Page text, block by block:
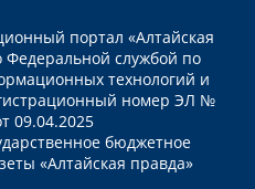
портал «Алтайская
Федеральной службой по
технологий и
номер ЭЛ №
09.04.2025
бюджетное
«Алтайская правда»